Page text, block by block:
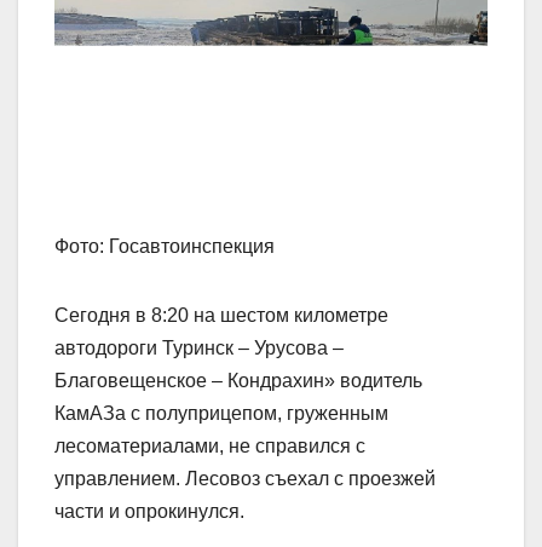
Фото: Госавтоинспекция
Сегодня в 8:20 на шестом километре
автодороги Туринск – Урусова –
Благовещенское – Кондрахин» водитель
КамАЗа с полуприцепом, груженным
лесоматериалами, не справился с
управлением. Лесовоз съехал с проезжей
части и опрокинулся.